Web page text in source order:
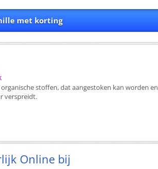
met korting
stoffen, dat aangestoken kan worden en
verspreidt.
Online bij